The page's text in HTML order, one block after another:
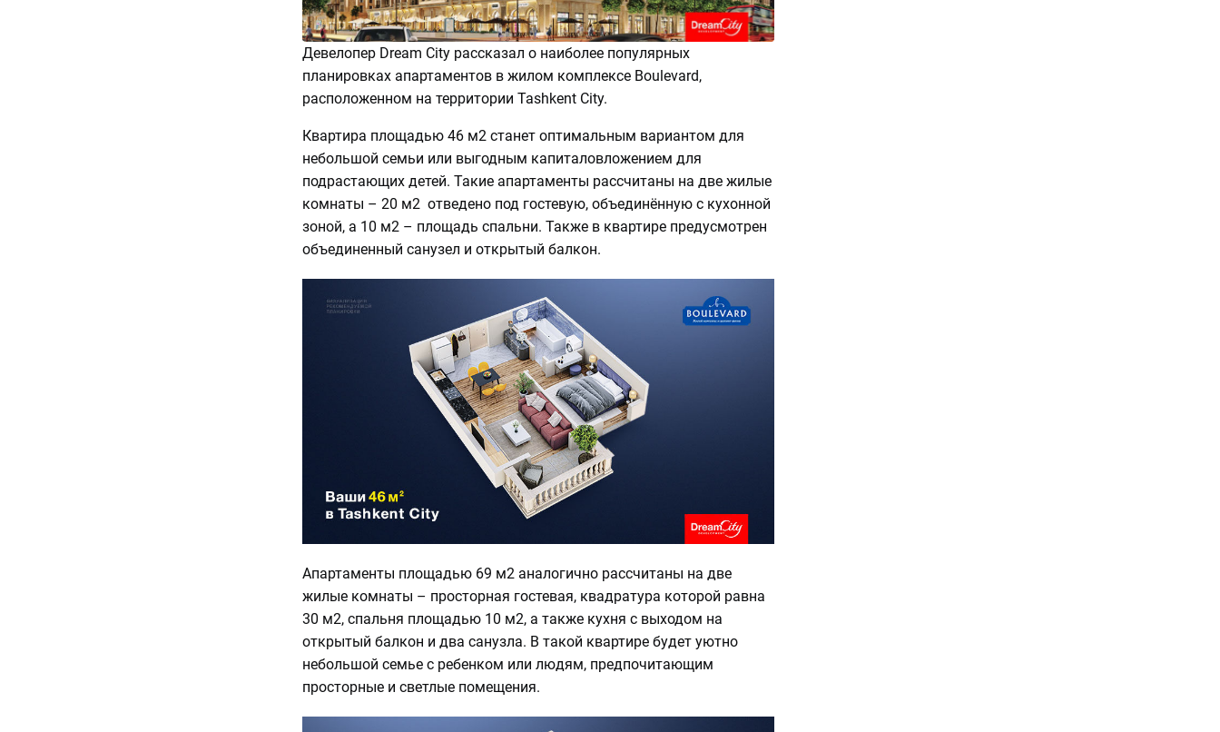
Девелопер Dream City рассказал о наиболее популярных
планировках апартаментов в жилом комплексе Boulevard,
расположенном на территории Tashkent City.
Квартира площадью 46 м2 станет оптимальным вариантом для
небольшой семьи или выгодным капиталовложением для
подрастающих детей. Такие апартаменты рассчитаны на две жилые
комнаты – 20 м2 отведено под гостевую, объединённую с кухонной
зоной, а 10 м2 – площадь спальни. Также в квартире предусмотрен
объединенный санузел и открытый балкон.
Апартаменты площадью 69 м2 аналогично рассчитаны на две
жилые комнаты – просторная гостевая, квадратура которой равна
30 м2, спальня площадью 10 м2, а также кухня с выходом на
открытый балкон и два санузла. В такой квартире будет уютно
небольшой семье с ребенком или людям, предпочитающим
просторные и светлые помещения.